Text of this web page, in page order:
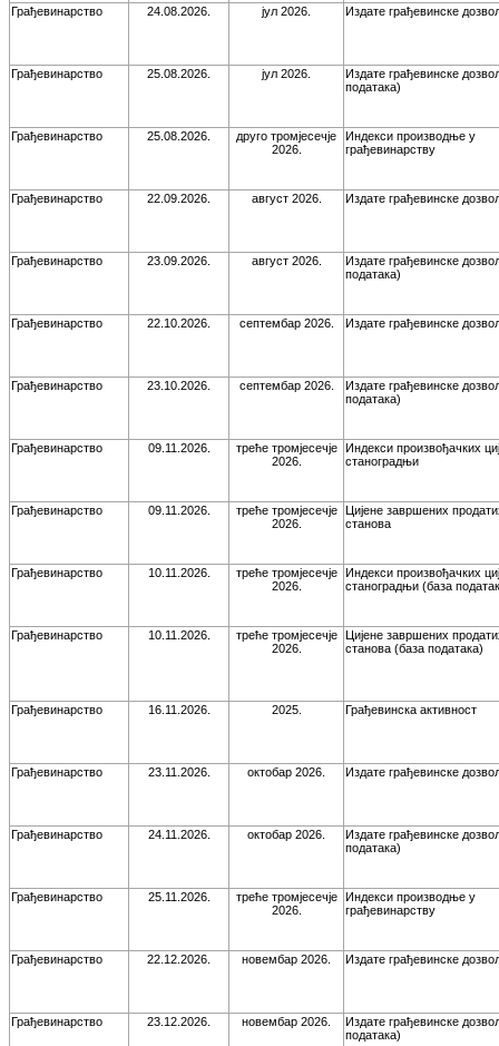
Грађевинарство 24.08.2026. јул 2026. Издате грађевинске
Грађевинарство 25.08.2026. јул 2026.
Издате грађевинске
података)
Грађевинарство 25.08.2026.
друго тромјесечје
2026.
Индекси производње у
грађевинарству
Грађевинарство 22.09.2026. август 2026. Издате грађевинске
Грађевинарство 23.09.2026. август 2026.
Издате грађевинске
података)
Грађевинарство 22.10.2026. септембар 2026. Издате грађевинске
Грађевинарство 23.10.2026. септембар 2026.
Издате грађевинске
података)
Грађевинарство 09.11.2026.
треће тромјесечје
2026.
Индекси произвођачких
станоградњи
Грађевинарство 09.11.2026.
треће тромјесечје
2026.
Цијене завршених
станова
Грађевинарство 10.11.2026.
треће тромјесечје
2026.
Индекси произвођачких
станоградњи (база
Грађевинарство 10.11.2026.
треће тромјесечје
2026.
Цијене завршених
станова (база података)
Грађевинарство 16.11.2026. 2025. Грађевинска активност
Грађевинарство 23.11.2026. октобар 2026. Издате грађевинске
Грађевинарство 24.11.2026. октобар 2026.
Издате грађевинске
података)
Грађевинарство 25.11.2026.
треће тромјесечје
2026.
Индекси производње у
грађевинарству
Грађевинарство 22.12.2026. новембар 2026. Издате грађевинске
Грађевинарство 23.12.2026. новембар 2026.
Издате грађевинске
података)